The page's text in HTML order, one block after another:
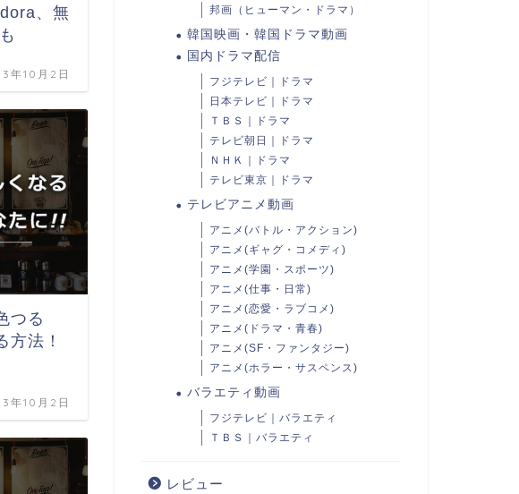
、無
年10月2日
つる
方法！
年10月2日
邦画（ヒューマン・ドラマ）
韓国映画・韓国ドラマ動画
国内ドラマ配信
フジテレビ｜ドラマ
日本テレビ｜ドラマ
ＴＢＳ｜ドラマ
テレビ朝日｜ドラマ
ＮＨＫ｜ドラマ
テレビ東京｜ドラマ
テレビアニメ動画
アニメ(バトル・アクション)
アニメ(ギャグ・コメディ)
アニメ(学園・スポーツ)
アニメ(仕事・日常)
アニメ(恋愛・ラブコメ)
アニメ(ドラマ・青春)
アニメ(SF・ファンタジー)
アニメ(ホラー・サスペンス)
バラエティ動画
フジテレビ｜バラエティ
ＴＢＳ｜バラエティ
レビュー